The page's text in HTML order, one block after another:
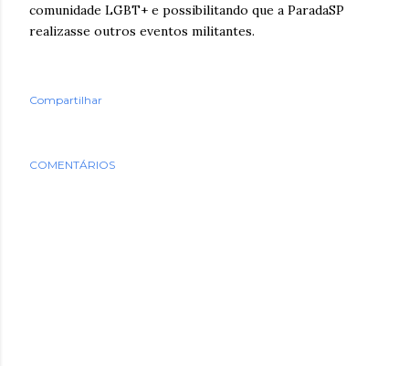
comunidade LGBT+ e possibilitando que a ParadaSP
realizasse outros eventos militantes.
Compartilhar
COMENTÁRIOS